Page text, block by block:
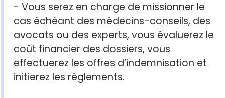
- Vous serez en charge de missionner le
cas échéant des médecins-conseils, des
avocats ou des experts, vous évaluerez le
coût financier des dossiers, vous
effectuerez les offres d’indemnisation et
initierez les règlements.